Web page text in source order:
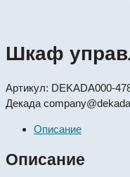
Шкаф
Артикул: DEKADA000-
Декада
Описание
Описание